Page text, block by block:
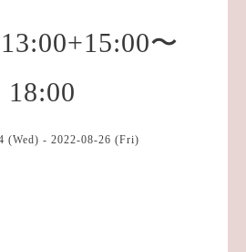
〜
18:00
(Wed) - 2022-08-26 (Fri)